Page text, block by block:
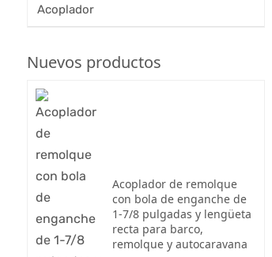
Acoplador
Nuevos productos
Acoplador de remolque
con bola de enganche de
1-7/8 pulgadas y lengüeta
recta para barco,
remolque y autocaravana